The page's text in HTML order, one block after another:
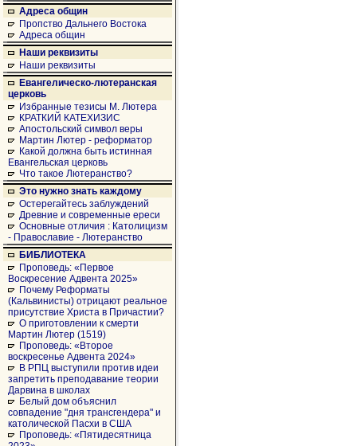
Адреса общин
Пропство Дальнего Востока
Адреса общин
Наши реквизиты
Наши реквизиты
Евангелическо-лютеранская
церковь
Избранные тезисы М. Лютера
КРАТКИЙ КАТЕХИЗИС
Апостольский символ веры
Мартин Лютер - реформатор
Какой должна быть истинная
Евангельская церковь
Что такое Лютеранство?
Это нужно знать каждому
Остерегайтесь заблуждений
Древние и современные ереси
Основные отличия : Католицизм
- Православие - Лютеранство
БИБЛИОТЕКА
Проповедь: «Первое
Воскресение Адвента 2025»
Почему Реформаты
(Кальвинисты) отрицают реальное
присутствие Христа в Причастии?
О приготовлении к смерти
Мартин Лютер (1519)
Проповедь: «Второе
воскресенье Адвента 2024»
В РПЦ выступили против идеи
запретить преподавание теории
Дарвина в школах
Белый дом объяснил
совпадение "дня трансгендера" и
католической Пасхи в США
Проповедь: «Пятидесятница